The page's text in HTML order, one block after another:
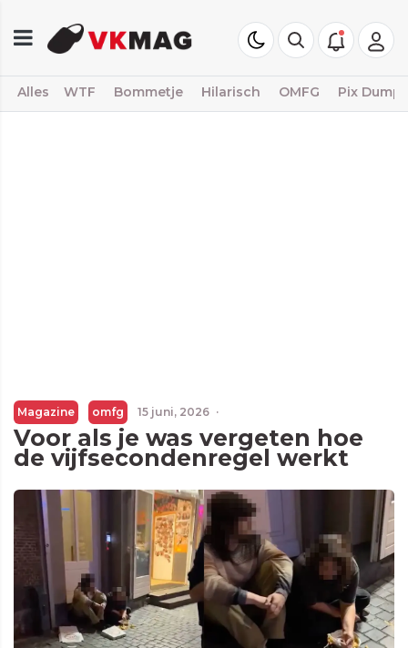
Alles WTF Bommetje Hilarisch OMFG Pix Dump
Magazine omfg 15 juni, 2026 ·
Voor als je was vergeten hoe
de vijfsecondenregel werkt